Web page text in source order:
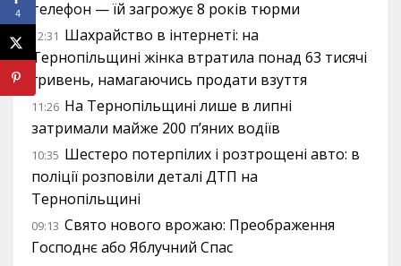
телефон — їй загрожує 8 років тюрми
12:31 Шахрайство в інтернеті: на
Тернопільщині жінка втратила понад 63 тисячі
гривень, намагаючись продати взуття
11:26 На Тернопільщині лише в липні
затримали майже 200 п’яних водіїв
10:35 Шестеро потерпілих і розтрощені авто: в
поліції розповіли деталі ДТП на
Тернопільщині
09:13 Свято нового врожаю: Преображення
Господнє або Яблучний Спас
4